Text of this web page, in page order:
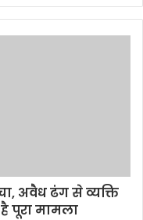
अवैध ढंग से व्यक्ति
पूरा मामला